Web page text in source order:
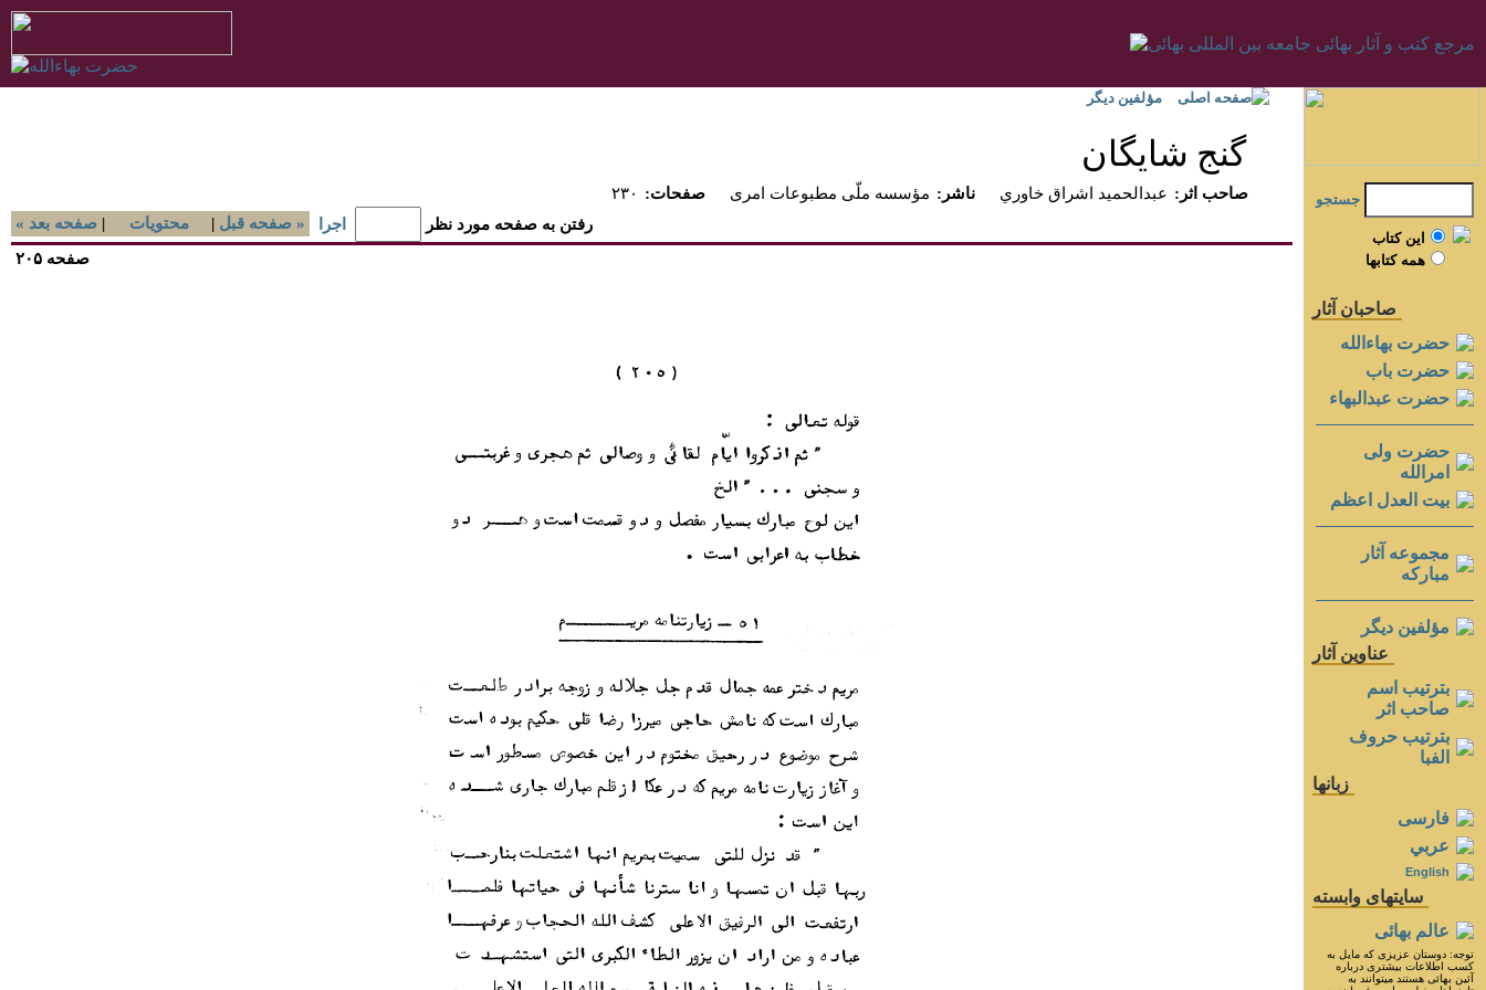
صفحه اصلی مؤلفين ديگر
گنج شايگان‏
۲۳۰ :صفحات مؤسسه ملّى مطبوعات امرى :ناشر عبدالحميد اشراق خاوري
:صاحب اثر
« صفحه بعد | محتويات | صفحه قبل » رفتن به صفحه مورد نظر
اجرا
جستجو
اين کتاب
همه کتابها
صاحبان آثار
حضرت بهاءالله
حضرت باب
حضرت عبدالبهاء
حضرت ولی
امرالله
بيت العدل اعظم
مجموعه آثار
مباركه
مؤلفين ديگر
عناوين آثار
بترتيب اسم
صاحب اثر
بترتيب حروف
الفبا
زبانها
فارسی
عربي
English
سايتهای وابسته
عالم بهائی
توجه: دوستان عزيزى كه مايل به
كسب اطلاعات بيشترى درباره
آئين بهائى هستند ميتوانند به